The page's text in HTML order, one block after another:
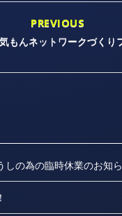
PREVIOUS
もんネットワークづくり
しの為の臨時休業のお知ら